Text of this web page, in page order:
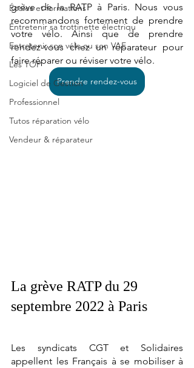
Écoles et formations
Entretenir sa trottinette électriqu
Entretenir son vélo ou son VAE
Les TOP
Logiciel de Gestion
Professionnel
Tutos réparation vélo
Vendeur & réparateur
grève de la RATP à Paris. Nous vous
recommandons fortement de prendre
votre vélo. Ainsi que de prendre
rendez-vous chez un réparateur pour
faire réparer ou réviser votre vélo.
Prendre rendez-vous
La grève RATP du 29
septembre 2022 à Paris
Les syndicats CGT et Solidaires
appellent les Français à se mobiliser à